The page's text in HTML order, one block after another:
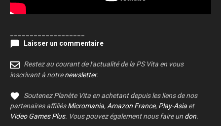
Laisser un commentaire
Restez au courant de l'actualité de la PS Vita en vous
inscrivant à notrenewsletter.
Soutenez Planète Vita en achetant depuis les liens de nos
partenaires affiliésMicromania, Amazon France, Play-Asia et
Video Games Plus. Vous pouvez également nous faire un don.